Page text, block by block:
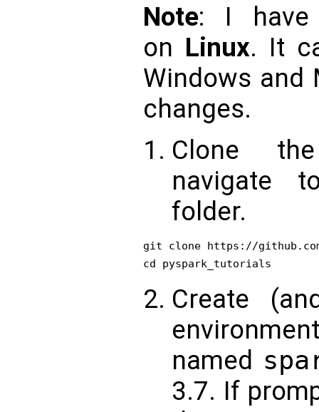
Note: I have
on Linux. It
Windows and
changes.
Clone
navigate
folder.
git clone https://
Create
named
3.7. If